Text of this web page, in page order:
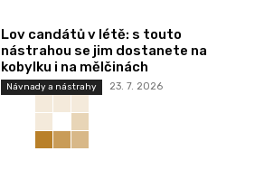
Lov candátů v létě: s touto
nástrahou se jim dostanete na
kobylku i na mělčinách
Návnady a nástrahy 23. 7. 2026